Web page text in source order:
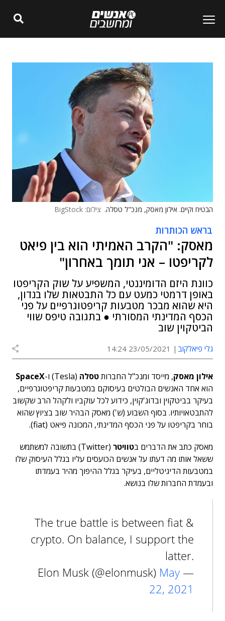
הבטיח וקיים. אילון מאסק, מנכ"ל טסלה. צילום: BigStock
בראש הכותרות
מאסק: "הקרב האמיתי הוא בין פיאט
לקריפטו – אני תומך באחרון"
כוונת היזם הדומיננטי, המשפיע על שוק הקריפטו
באופן דרמטי כמעט עם כל התבטאות שלו בנדון,
היא שהוא מבכר מטבעות קריפטוגרפיים על פני
הכסף המדינתי המסורתי ● בתגובה טיפס שווי
הביטקוין שוב
גלי פיאלקוב 23/05/2021 14:24
אילון מאסק, מייסד ומנכ"ל החברותטסלה (Tesla) ו-
SpaceX
הוא אחד האנשים הבולטים בעיסוקם במטבעות קריפטוגרפיים,
בעיקר בביטקוין ובדוג'קוין, כידוע לכל עוקביו ולקהל הרב שקשוב
להתבטאויותיו. בסוף השבוע (ש') מאסק הבהיר שוב בציוץ שהוא
בוחר בקריפטו על פני הכסף המדינתי, המכונה פיאט (fiat).
מאסק כתב את הדברים בטוויטר
(Twitter) בתשובה למשתמש
ששאל אותו מה דעתו על אנשים הכועסים עליו בגלל העיסוק שלו
במטבעות הדיגיטליים, בעיקר בגלל ההיפוך מהיר בעמדתו
ובעמדת החברות שלו בנושא.
The true battle is between fiat &
crypto. On balance, I support the
latter.
— Elon Musk (@elonmusk)
May
22, 2021